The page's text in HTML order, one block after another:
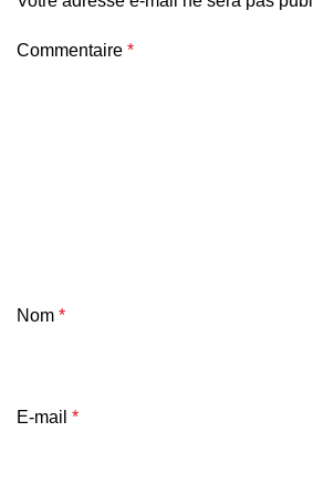
Commentaire *
Nom *
E-mail *